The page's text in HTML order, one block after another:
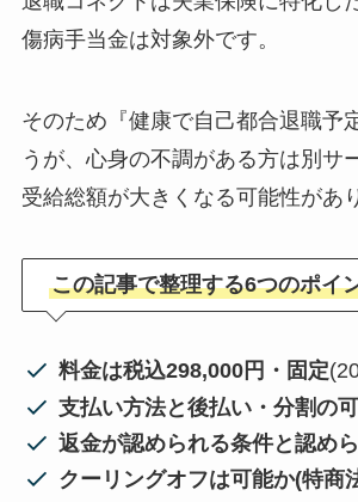
傷病手当金は対象外です。
そのため『健康で自己都合退職予
うが、心身の不調がある方は別サ
受給総額が大きくなる可能性があ
この記事で整理する6つのポイ
料金は税込298,000円・固定
支払い方法と後払い・分割の
返金が認められる条件と認め
クーリングオフは可能か(特商